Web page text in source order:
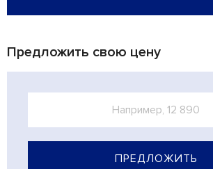
Предложить свою цену
ПРЕДЛОЖИТЬ